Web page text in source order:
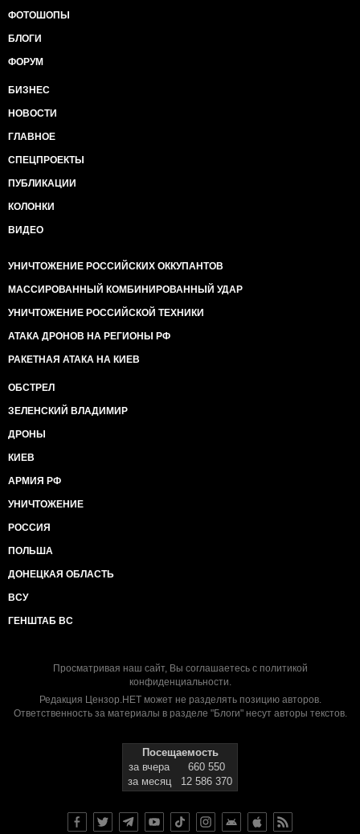
ФОТОШОПЫ
БЛОГИ
ФОРУМ
БИЗНЕС
НОВОСТИ
ГЛАВНОЕ
СПЕЦПРОЕКТЫ
ПУБЛИКАЦИИ
КОЛОНКИ
ВИДЕО
УНИЧТОЖЕНИЕ РОССИЙСКИХ ОККУПАНТОВ
МАССИРОВАННЫЙ КОМБИНИРОВАННЫЙ УДАР
УНИЧТОЖЕНИЕ РОССИЙСКОЙ ТЕХНИКИ
АТАКА ДРОНОВ НА РЕГИОНЫ РФ
РАКЕТНАЯ АТАКА НА КИЕВ
ОБСТРЕЛ
ЗЕЛЕНСКИЙ ВЛАДИМИР
ДРОНЫ
КИЕВ
АРМИЯ РФ
УНИЧТОЖЕНИЕ
РОССИЯ
ПОЛЬША
ДОНЕЦКАЯ ОБЛАСТЬ
ВСУ
ГЕНШТАБ ВС
Просматривая наш сайт, Вы соглашаетесь с политикой
конфиденциальности.
Редакция Цензор.НЕТ может не разделять позицию авторов.
Ответственность за материалы в разделе "Блоги" несут авторы текстов.
Посещаемость
за вчера
660 550
за месяц
12 586 370